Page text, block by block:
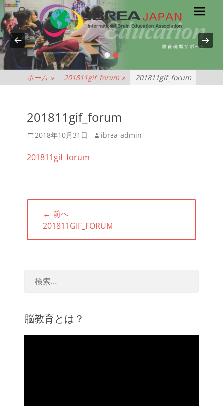
NPO
法
IBREA
JAPAN
メ
イ
ン
メ
ュ
ー
索
••
ホーム » 201811gif_forum » 201811gif_forum
201811gif_forum
投
日
2018年10月31日
投 ibrea-admin
201811gif_forum
投
ビ
シ
← 前へ
前
の
201811GIF_FORUM
脳教育とは？